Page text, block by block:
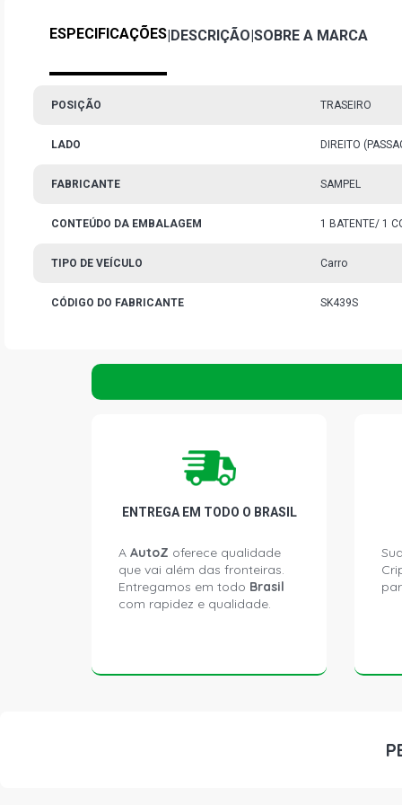
ESPECIFICAÇÕES|DESCRIÇÃO|SOBRE A MARCA
POSIÇÃO TRASEIRO
LADO DIREITO
FABRICANTE SAMPEL
CONTEÚDO DA EMBALAGEM 1 BATENTE/ 1
TIPO DE VEÍCULO Carro
CÓDIGO DO FABRICANTE SK439S
ENTREGA EM TODO O BRASIL
A AutoZ oferece qualidade
que vai além das fronteiras.
Entregamos em todo Brasil
com rapidez e qualidade.